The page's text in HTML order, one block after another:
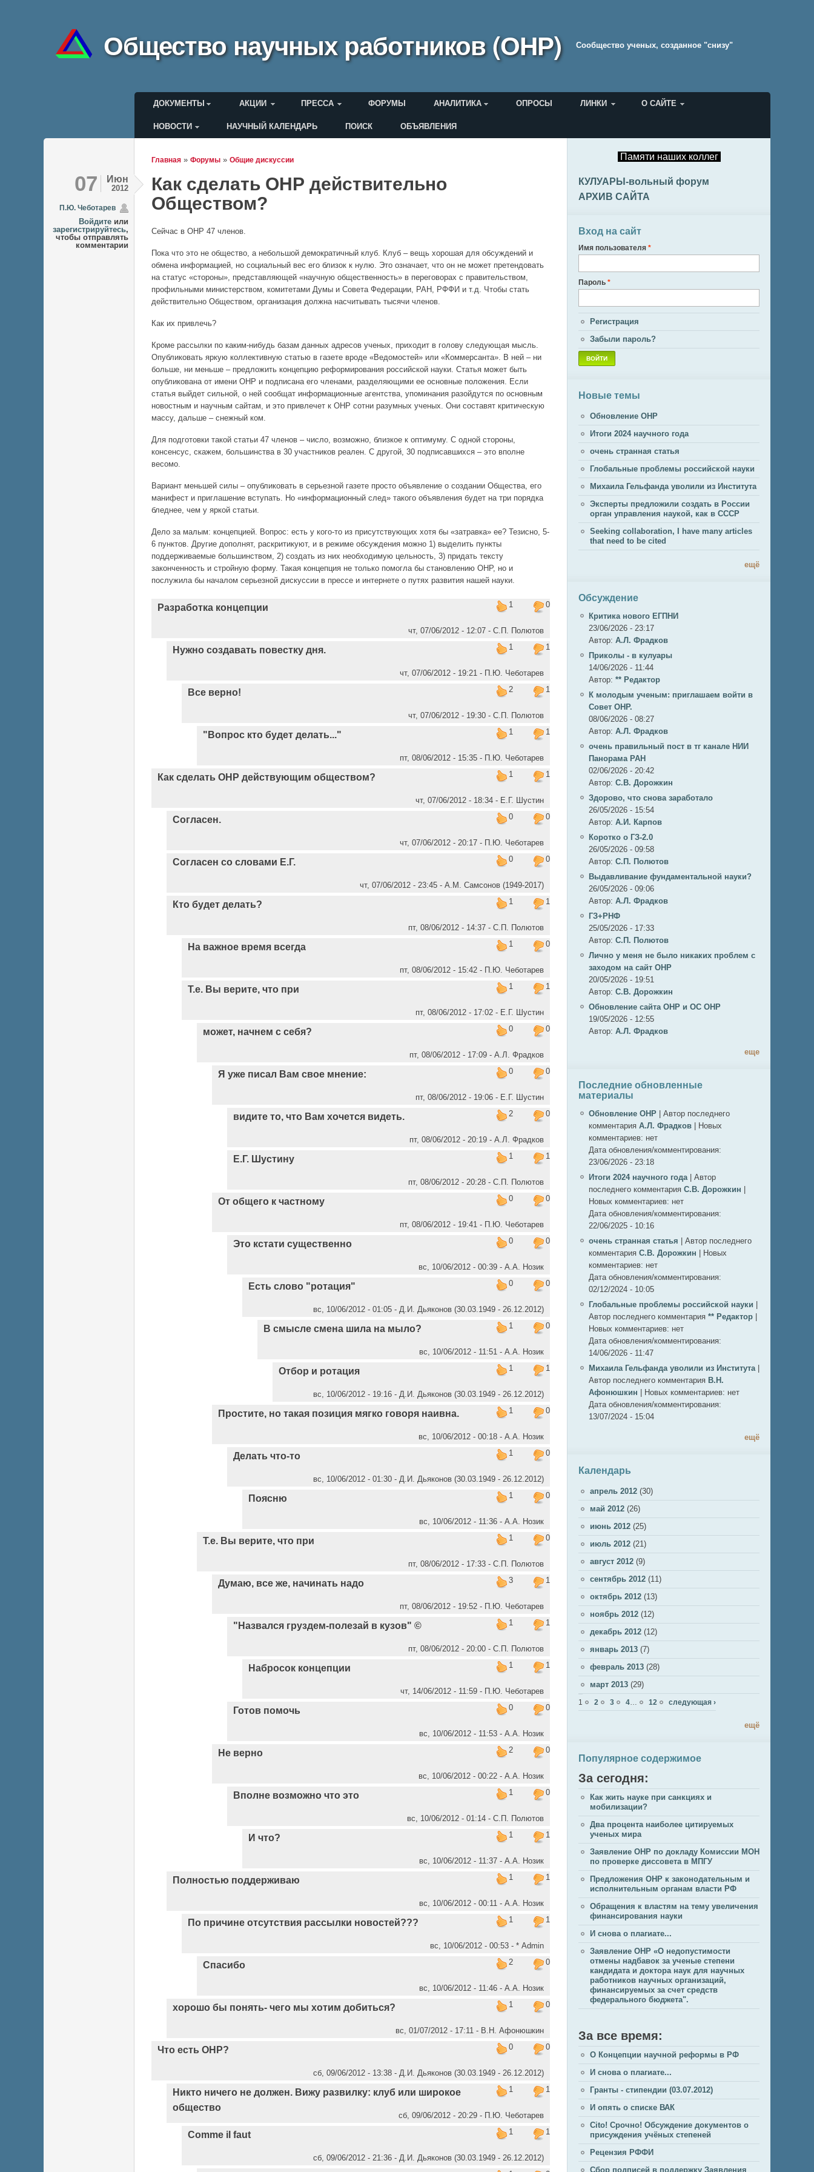
Общество научных работников (ОНР) Cообщество ученых, созданное "снизу"
Главное меню
ДОКУМЕНТЫ АКЦИИ ПРЕССА ФОРУМЫ АНАЛИТИКА ОПРОСЫ ЛИНКИ О САЙТЕ
Меню пользователя
НОВОСТИ НАУЧНЫЙ КАЛЕНДАРЬ ПОИСК ОБЪЯВЛЕНИЯ
Вы здесь
Главная » Форумы » Общие дискуссии
07 Июн
2012
П.Ю. Чеботарев
Войдите или
зарегистрируйтесь,
чтобы отправлять
комментарии
Как сделать ОНР действительно
Обществом?
Сейчас в ОНР 47 членов.
Пока что это не общество, а небольшой демократичный клуб. Клуб – вещь хорошая для обсуждений и
обмена информацией, но социальный вес его близок к нулю. Это означает, что он не может претендовать
на статус «стороны», представляющей «научную общественность» в переговорах с правительством,
профильными министерством, комитетами Думы и Совета Федерации, РАН, РФФИ и т.д. Чтобы стать
действительно Обществом, организация должна насчитывать тысячи членов.
Как их привлечь?‍‌
Кроме рассылки по каким-нибудь базам данных адресов ученых, приходит в голову следующая мысль.
Опубликовать яркую коллективную статью в газете вроде «Ведомостей» или «Коммерсанта». В ней – ни
больше, ни меньше – предложить концепцию реформирования российской науки. Статья может быть
опубликована от имени ОНР и подписана его членами, разделяющими ее основные положения. Если
статья выйдет сильной, о ней сообщат информационные агентства, упоминания разойдутся по основным
новостным и научным сайтам, и это привлечет к ОНР сотни разумных ученых. Они составят критическую
массу, дальше – снежный ком.
Для подготовки такой статьи 47 членов – число, возможно, близкое к оптимуму. С одной стороны,
консенсус, скажем, большинства в 30 участников реален. С другой, 30 подписавшихся – это вполне
весомо.
Вариант меньшей силы – опубликовать в серьезной газете просто объявление о создании Общества, его
манифест и приглашение вступать. Но «информационный след» такого объявления будет на три порядка
бледнее, чем у яркой статьи.
Дело за малым: концепцией. Вопрос: есть у кого-то из присутствующих хотя бы «затравка» ее? Тезисно, 5-
6 пунктов. Другие дополнят, раскритикуют, и в режиме обсуждения можно 1) выделить пункты
поддерживаемые большинством, 2) создать из них необходимую цельность, 3) придать тексту
законченность и стройную форму. Такая концепция не только помогла бы становлению ОНР, но и
послужила бы началом серьезной дискуссии в прессе и интернете о путях развития нашей науки.
1 0
Разработка концепции
чт, 07/06/2012 - 12:07 - C.П. Полютов
1
1
Нужно создавать повестку дня.
чт, 07/06/2012 - 19:21 - П.Ю. Чеботарев
2
1
Все верно!
чт, 07/06/2012 - 19:30 - C.П. Полютов
1
1
"Вопрос кто будет делать..."
пт, 08/06/2012 - 15:35 - П.Ю. Чеботарев
1
1
Как сделать ОНР действующим обществом?
чт, 07/06/2012 - 18:34 - Е.Г. Шустин
0
0
Согласен.
чт, 07/06/2012 - 20:17 - П.Ю. Чеботарев
0
0
Согласен со словами Е.Г.
чт, 07/06/2012 - 23:45 - А.М. Самсонов (1949-2017)
1
1
Кто будет делать?
пт, 08/06/2012 - 14:37 - C.П. Полютов
1
0
На важное время всегда
пт, 08/06/2012 - 15:42 - П.Ю. Чеботарев
1
1
Т.е. Вы верите, что при
пт, 08/06/2012 - 17:02 - Е.Г. Шустин
0
0
может, начнем с себя?
пт, 08/06/2012 - 17:09 - А.Л. Фрадков
0
0
Я уже писал Вам свое мнение:
пт, 08/06/2012 - 19:06 - Е.Г. Шустин
2
0
видите то, что Вам хочется видеть.
пт, 08/06/2012 - 20:19 - А.Л. Фрадков
1
1
Е.Г. Шустину
пт, 08/06/2012 - 20:28 - C.П. Полютов
0
0
От общего к частному
пт, 08/06/2012 - 19:41 - П.Ю. Чеботарев
0
0
Это кстати существенно
вс, 10/06/2012 - 00:39 - А.А. Нозик
0
0
Есть слово "ротация"
вс, 10/06/2012 - 01:05 - Д.И. Дьяконов (30.03.1949 - 26.12.2012)
1
0
В смысле смена шила на мыло?
вс, 10/06/2012 - 11:51 - А.А. Нозик
1
1
Отбор и ротация
вс, 10/06/2012 - 19:16 - Д.И. Дьяконов (30.03.1949 - 26.12.2012)
1
0
Простите, но такая позиция мягко говоря наивна.
вс, 10/06/2012 - 00:18 - А.А. Нозик
1
0
Делать что-то
вс, 10/06/2012 - 01:30 - Д.И. Дьяконов (30.03.1949 - 26.12.2012)
1
0
Поясню
вс, 10/06/2012 - 11:36 - А.А. Нозик
1
0
Т.е. Вы верите, что при
пт, 08/06/2012 - 17:33 - C.П. Полютов
3
1
Думаю, все же, начинать надо
пт, 08/06/2012 - 19:52 - П.Ю. Чеботарев
1
1
"Назвался груздем-полезай в кузов" ©
пт, 08/06/2012 - 20:00 - C.П. Полютов
1
1
Набросок концепции
чт, 14/06/2012 - 11:59 - П.Ю. Чеботарев
0
0
Готов помочь
вс, 10/06/2012 - 11:53 - А.А. Нозик
2
0
Не верно
вс, 10/06/2012 - 00:22 - А.А. Нозик
1
0
Вполне возможно что это
вс, 10/06/2012 - 01:14 - C.П. Полютов
1
1
И что?
вс, 10/06/2012 - 11:37 - А.А. Нозик
1
1
Полностью поддерживаю
вс, 10/06/2012 - 00:11 - А.А. Нозик
1
1
По причине отсутствия рассылки новостей???
вс, 10/06/2012 - 00:53 - * Admin
2
0
Спасибо
вс, 10/06/2012 - 11:46 - А.А. Нозик
1
0
хорошо бы понять- чего мы хотим добиться?
вс, 01/07/2012 - 17:11 - В.Н. Афонюшкин
0
0
Что есть ОНР?
сб, 09/06/2012 - 13:38 - Д.И. Дьяконов (30.03.1949 - 26.12.2012)
1
1
Никто ничего не должен. Вижу развилку: клуб или широкое
общество
сб, 09/06/2012 - 20:29 - П.Ю. Чеботарев
1
1
Comme il faut
сб, 09/06/2012 - 21:36 - Д.И. Дьяконов (30.03.1949 - 26.12.2012)
Памяти наших коллег
КУЛУАРЫ-вольный форум
АРХИВ САЙТА
Вход на сайт
Имя пользователя *
Пароль *
Регистрация
Забыли пароль?
Новые темы
Обновление ОНР
Итоги 2024 научного года
очень странная статья
Глобальные проблемы российской науки
Михаила Гельфанда уволили из Института
Эксперты предложили создать в России
орган управления наукой, как в СССР
Seeking collaboration, I have many articles
that need to be cited
ещё
Обсуждение
Критика нового ЕГПНИ
23/06/2026 - 23:17
Автор: А.Л. Фрадков
Приколы - в кулуары
14/06/2026 - 11:44
Автор: ** Редактор
К молодым ученым: приглашаем войти в
Совет ОНР.
08/06/2026 - 08:27
Автор: А.Л. Фрадков
очень правильный пост в тг канале НИИ
Панорама РАН
02/06/2026 - 20:42
Автор: С.В. Дорожкин
Здорово, что снова заработало
26/05/2026 - 15:54
Автор: А.И. Карпов
Коротко о ГЗ-2.0
26/05/2026 - 09:58
Автор: C.П. Полютов
Выдавливание фундаментальной науки?
26/05/2026 - 09:06
Автор: А.Л. Фрадков
ГЗ+РНФ
25/05/2026 - 17:33
Автор: C.П. Полютов
Лично у меня не было никаких проблем с
заходом на сайт ОНР
20/05/2026 - 19:51
Автор: С.В. Дорожкин
Обновление сайта ОНР и ОС ОНР
19/05/2026 - 12:55
Автор: А.Л. Фрадков
еще
Последние обновленные
материалы
Обновление ОНР
Автор последнего
комментария А.Л. Фрадков
Новых
комментариев: нет
Дата обновления/комментирования:
23/06/2026 - 23:18
Итоги 2024 научного года
Автор
последнего комментария С.В. Дорожкин
Новых комментариев: нет
Дата обновления/комментирования:
22/06/2025 - 10:16
очень странная статья
Автор последнего
комментария С.В. Дорожкин
Новых
комментариев: нет
Дата обновления/комментирования:
02/12/2024 - 10:05
Глобальные проблемы российской науки
Автор последнего комментария ** Редактор
Новых комментариев: нет
Дата обновления/комментирования:
14/06/2026 - 11:47
Михаила Гельфанда уволили из Института
Автор последнего комментария В.Н.
Афонюшкин
Новых комментариев: нет
Дата обновления/комментирования:
13/07/2024 - 15:04
ещё
Календарь
апрель 2012 (30)
май 2012 (26)
июнь 2012 (25)
июль 2012 (21)
август 2012 (9)
сентябрь 2012 (11)
октябрь 2012 (13)
ноябрь 2012 (12)
декабрь 2012 (12)
январь 2013 (7)
февраль 2013 (28)
март 2013 (29)
Страницы
1 2 3 4 12 следующая ›
ещё
Популярное содержимое
За сегодня:
Как жить науке при санкциях и
мобилизации?
Два процента наиболее цитируемых
ученых мира
Заявление ОНР по докладу Комиссии МОН
по проверке диссовета в МПГУ
Предложения ОНР к законодательным и
исполнительным органам власти РФ
Обращения к властям на тему увеличения
финансирования науки
И снова о плагиате...
Заявление ОНР «О недопустимости
отмены надбавок за ученые степени
кандидата и доктора наук для научных
работников научных организаций,
финансируемых за счет средств
федерального бюджета".
За все время:
О Концепции научной реформы в РФ
И снова о плагиате...
Гранты - стипендии (03.07.2012)
И опять о списке ВАК
Cito! Срочно! Обсуждение документов о
присуждения учёных степеней
Рецензия РФФИ
Сбор подписей в поддержку Заявления